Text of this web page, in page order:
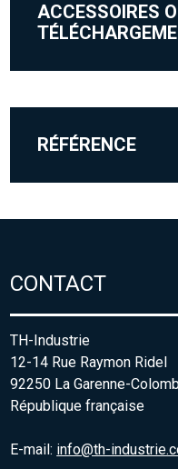
ACCESSOIRES
RÉFÉRENCE
CONTACT
TH-Industrie
12-14 Rue Raymon Ridel
92250 La Garenne-
République française
E-mail: info@th-